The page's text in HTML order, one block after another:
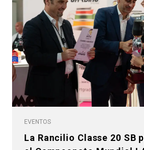
EVENTOS
La Rancilio Classe 20 SB